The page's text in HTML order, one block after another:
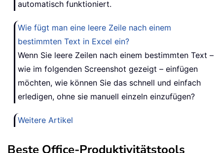
automatisch funktioniert.
Wie fügt man eine leere Zeile nach einem
bestimmten Text in Excel ein?
Wenn Sie leere Zeilen nach einem bestimmten Text –
wie im folgenden Screenshot gezeigt – einfügen
möchten, wie können Sie das schnell und einfach
erledigen, ohne sie manuell einzeln einzufügen?
Weitere Artikel
Beste Office-Produktivitätstools